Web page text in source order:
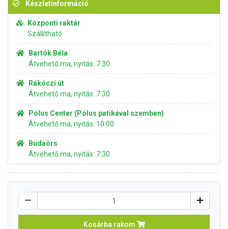
Készletinformáció
Központi raktár
Szállítható
Bartók Béla
Átvehető ma, nyitás: 7:30
Rákóczi út
Átvehető ma, nyitás: 7:30
Pólus Center (Pólus patikával szemben)
Átvehető ma, nyitás: 10:00
Budaörs
Átvehető ma, nyitás: 7:30
Kosárba rakom